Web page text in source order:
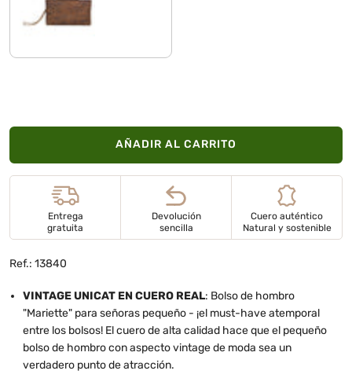
vinto - marrón
AÑADIR AL CARRITO
Entrega
gratuita
Devolución
sencilla
Cuero auténtico
Natural y sostenible
Ref.: 13840
VINTAGE UNICAT EN CUERO REAL: Bolso de hombro
"Mariette" para señoras pequeño - ¡el must-have atemporal
entre los bolsos! El cuero de alta calidad hace que el pequeño
bolso de hombro con aspecto vintage de moda sea un
verdadero punto de atracción.